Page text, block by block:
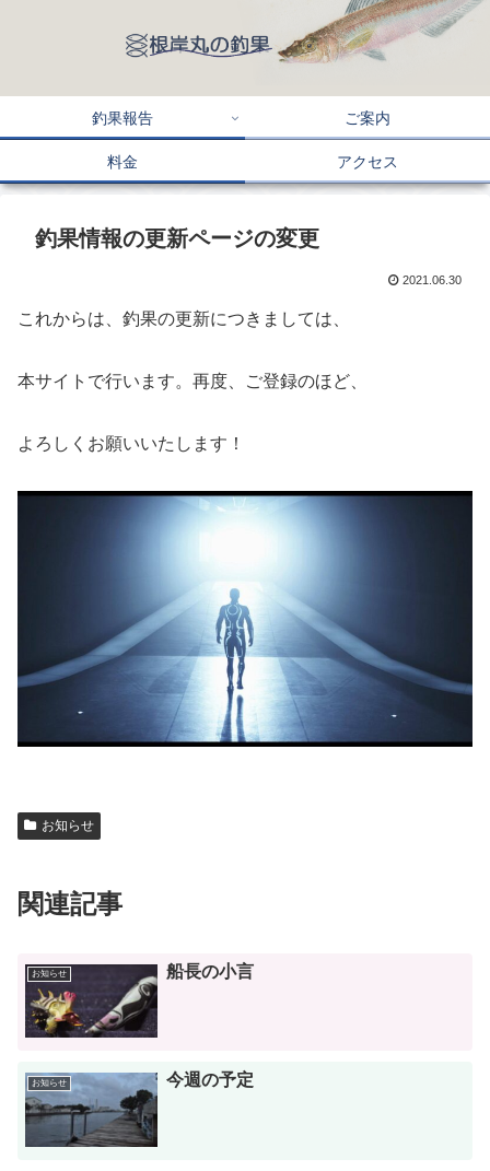
釣果報告 ご案内
料金 アクセス
釣果情報の更新ページの変更
2021.06.30
これからは、釣果の更新につきましては、
本サイトで行います。再度、ご登録のほど、
よろしくお願いいたします！
お知らせ
関連記事
お知らせ 船長の小言
お知らせ 今週の予定